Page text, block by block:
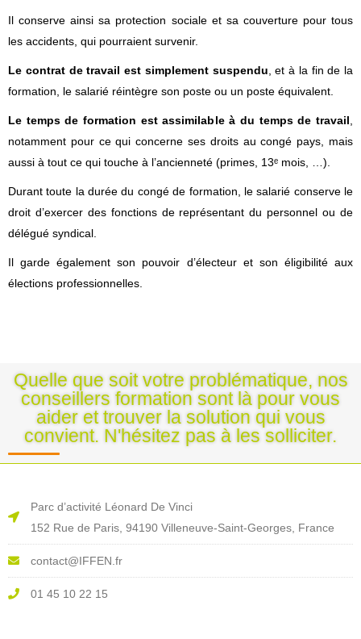
Il conserve ainsi sa protection sociale et sa couverture pour tous
les accidents, qui pourraient survenir.
Le contrat de travail est simplement suspendu , et à la fin de la
formation, le salarié réintègre son poste ou un poste équivalent.
Le temps de formation est assimilable à du temps de travail
notamment pour ce qui concerne ses droits au congé pays, mais
aussi à tout ce qui touche à l’ancienneté (primes, 13ᵉ mois, …).
Durant toute la durée du congé de formation, le salarié conserve le
droit d’exercer des fonctions de représentant du personnel ou de
délégué syndical.
Il garde également son pouvoir d’électeur et son éligibilité aux
élections professionnelles.
Quelle que soit votre problématique, nos
conseillers formation sont là pour vous
aider et trouver la solution qui vous
convient. N'hésitez pas à les solliciter.
Parc d’activité Léonard De Vinci
152 Rue de Paris, 94190 Villeneuve-Saint-Georges, France
contact@IFFEN.fr
01 45 10 22 15